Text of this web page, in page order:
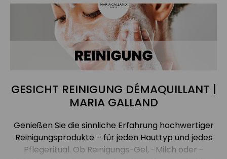
GESICHT REINIGUNG DÉMAQUILLANT |
MARIA GALLAND
Genießen Sie die sinnliche Erfahrung hochwertiger
Reinigungsprodukte – für jeden Hauttyp und jedes
Pflegeritual. Ob Reinigungs-Gel, -Milch oder -